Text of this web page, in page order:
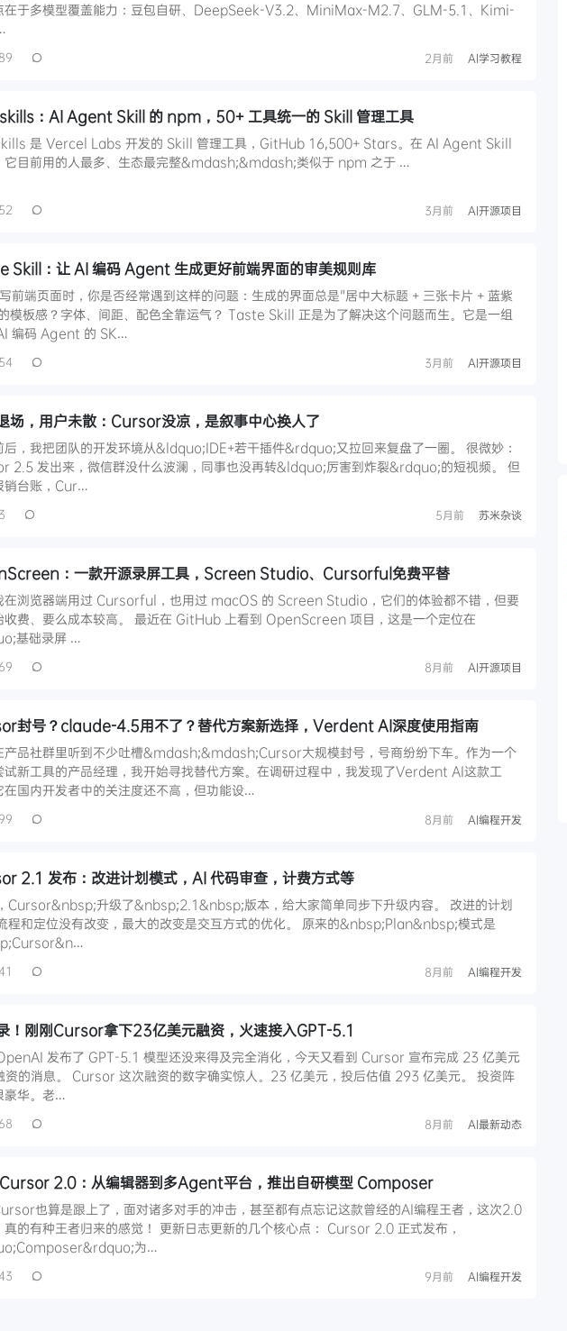
在于多模型覆盖能力：豆包自研、DeepSeek-V3.2、MiniMax-M2.7、GLM-5.1、Kimi-
2月前 AI学习教程
：AI Agent Skill 的 npm，50+ 工具统一的 Skill 管理工具
是 Vercel Labs 开发的 Skill 管理工具，GitHub 16,500+ Stars。在 AI Agent Skill
它目前用的人最多、生态最完整&mdash;&mdash;类似于 npm 之于 …
3月前 AI开源项目
Skill：让 AI 编码 Agent 生成更好前端界面的审美规则库
前端页面时，你是否经常遇到这样的问题：生成的界面总是"居中大标题 + 三张卡片 + 蓝紫
模板感？字体、间距、配色全靠运气？ Taste Skill 正是为了解决这个问题而生。它是一组
编码 Agent 的 SK…
3月前 AI开源项目
场，用户未散：Cursor没凉，是叙事中心换人了
后，我把团队的开发环境从&ldquo;IDE+若干插件&rdquo;又拉回来复盘了一圈。 很微妙：
2.5 发出来，微信群没什么波澜，同事也没再转&ldquo;厉害到炸裂&rdquo;的短视频。 但
销台账，Cur…
5月前 苏米杂谈
：一款开源录屏工具，Screen Studio、Cursorful免费平替
在浏览器端用过 Cursorful，也用过 macOS 的 Screen Studio，它们的体验都不错，但要
收费、要么成本较高。 最近在 GitHub 上看到 OpenScreen 项目，这是一个定位在
基础录屏 …
8月前 AI开源项目
封号？claude-4.5用不了？替代方案新选择，Verdent AI深度使用指南
产品社群里听到不少吐槽&mdash;&mdash;Cursor大规模封号，号商纷纷下车。作为一个
试新工具的产品经理，我开始寻找替代方案。在调研过程中，我发现了Verdent AI这款工
在国内开发者中的关注度还不高，但功能设…
8月前 AI编程开发
2.1 发布：改进计划模式，AI 代码审查，计费方式等
Cursor&nbsp;升级了&nbsp;2.1&nbsp;版本，给大家简单同步下升级内容。 改进的计划
程和定位没有改变，最大的改变是交互方式的优化。 原来的&nbsp;Plan&nbsp;模式是
8月前 AI编程开发
！刚刚Cursor拿下23亿美元融资，火速接入GPT-5.1
发布了 GPT-5.1 模型还没来得及完全消化，今天又看到 Cursor 宣布完成 23 亿美元
资的消息。 Cursor 这次融资的数字确实惊人。23 亿美元，投后估值 293 亿美元。 投资阵
豪华。老…
8月前 AI最新动态
2.0：从编辑器到多Agent平台，推出自研模型 Composer
也算是跟上了，面对诸多对手的冲击，甚至都有点忘记这款曾经的AI编程王者，这次2.0
真的有种王者归来的感觉！ 更新日志更新的几个核心点： Cursor 2.0 正式发布，
为…
9月前 AI编程开发